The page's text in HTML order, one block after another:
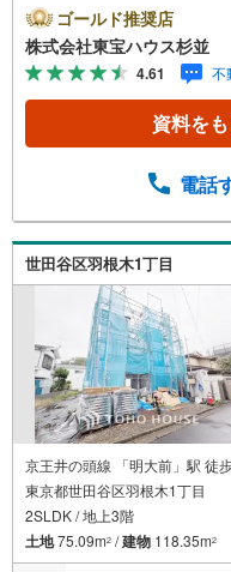
「未来カレンダー
自宅リフォームを
ブ」。・ 不動産売
CG加工ホームス
理士による確定
◆ご予約に際し
（居住中物件）
案内が可能となり
◆物件のご案内は◆
え・最寄駅での待
ち合わせなど、ご
伝え頂けましたら
参ります。もちろ
きます。
ゴールド推奨店
株式会社東宝ハウス杉並
4.61 不
資料を
電話
世田谷区羽根木1丁目
京王井の頭線 「明大前」駅 徒
東京都世田谷区羽根木1丁目
2SLDK / 地上3階
土地75.09m2 /建物 118.35m2